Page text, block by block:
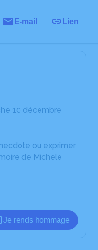
E-mail Lien
10 décembre
ou exprimer
de Michele
Je rends hommage